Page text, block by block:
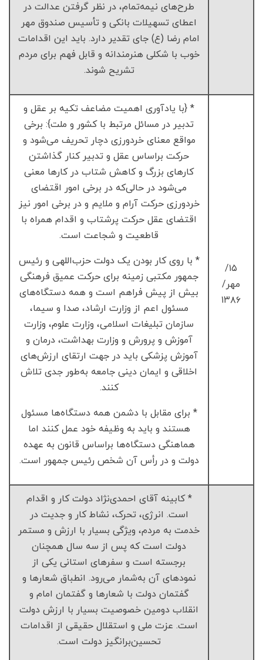
طرح‌های نیمه‌تمام، در نظر گرفتن عدالت در
اعطای تسهیلات بانکی و تأسیس صندوق مهر
امام رضا (ع) جای تقدیر دارد. باید این اقدامات
خوب با شکلی هنرمندانه و قابل فهم برای مردم
تشریح شوند.
۱۵/
مهر/
۱۳۸۶
* {با یادآوری اهمیت مضاعف تکیه بر عقل و
تدبیر در مسائل مرتبط با کشور و ملت}: برخی
مواقع معنای خردورزی دچار تحریف می‌شود و
حرکت براساس عقل و تدبیر کنار گذاشتن
کارهای بزرگ و کاهش شتاب در کارها معنی
می‌شود در حالی‌که در برخی امور اقتضای
خردورزی حرکت آرام و ملایم و در برخی امور نیز
اقتضای عقل حرکت پرشتاب و اقدام همراه با
قاطعیت و شجاعت است.
* با روی کار بودن یک دولت حزب‌اللهی و رئیس
جمهور مکتبی زمینه برای حرکت عمیق فرهنگی
بیش از پیش فراهم است و همه دستگاه‌های
مسئول اعم از وزارت ارشاد، صدا و سیما،
سازمان تبلیغات اسلامی، وزارت علوم، وزارت
آموزش و پرورش و وزارت بهداشت، درمان و
آموزش پزشکی باید در جهت ارتقای ارزش‌های
اخلاقی و ایمان دینی جامعه به‌طور جدی تلاش
کنند.
* برای مقابل با دشمن همه دستگاه‌ها مسئول
هستند و باید به وظیفه خود عمل کنند اما
هماهنگی دستگاه‌ها براساس قانون به عهده
دولت و در رأس آن شخص رئیس جمهور است.
* کابینه آقای احمدی‌نژاد دولت کار و اقدام
است. انرژی، تحرک، نشاط کار و جدیت در
خدمت به مردم، ویژگی بسیار با ارزش و مستمر
دولت است که پس از سه سال همچنان
برجسته است و سفرهای استانی یکی از
نمودهای آن به‌شمار می‌رود. انطباق شعارها و
گفتمان دولت با شعارها و گفتمان امام و
انقلاب دومین خصوصیت بسیار با ارزش دولت
است. عزت ملی و استقلال حقیقی از اقدامات
تحسین‌برانگیز دولت است.